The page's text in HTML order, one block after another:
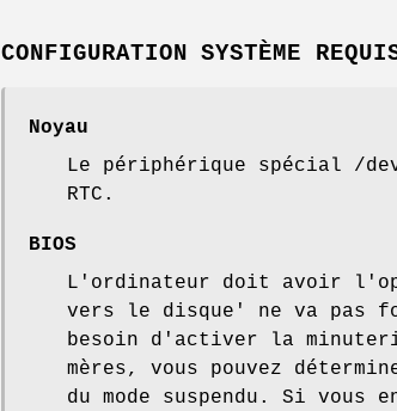
CONFIGURATION SYSTÈME
Noyau
Le périphérique spécial /
RTC.
BIOS
L'ordinateur doit avoir
vers le disque' ne va pas
besoin d'activer la
mères, vous pouvez
du mode suspendu. Si vous